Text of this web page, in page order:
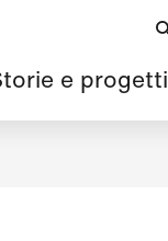
e progetti